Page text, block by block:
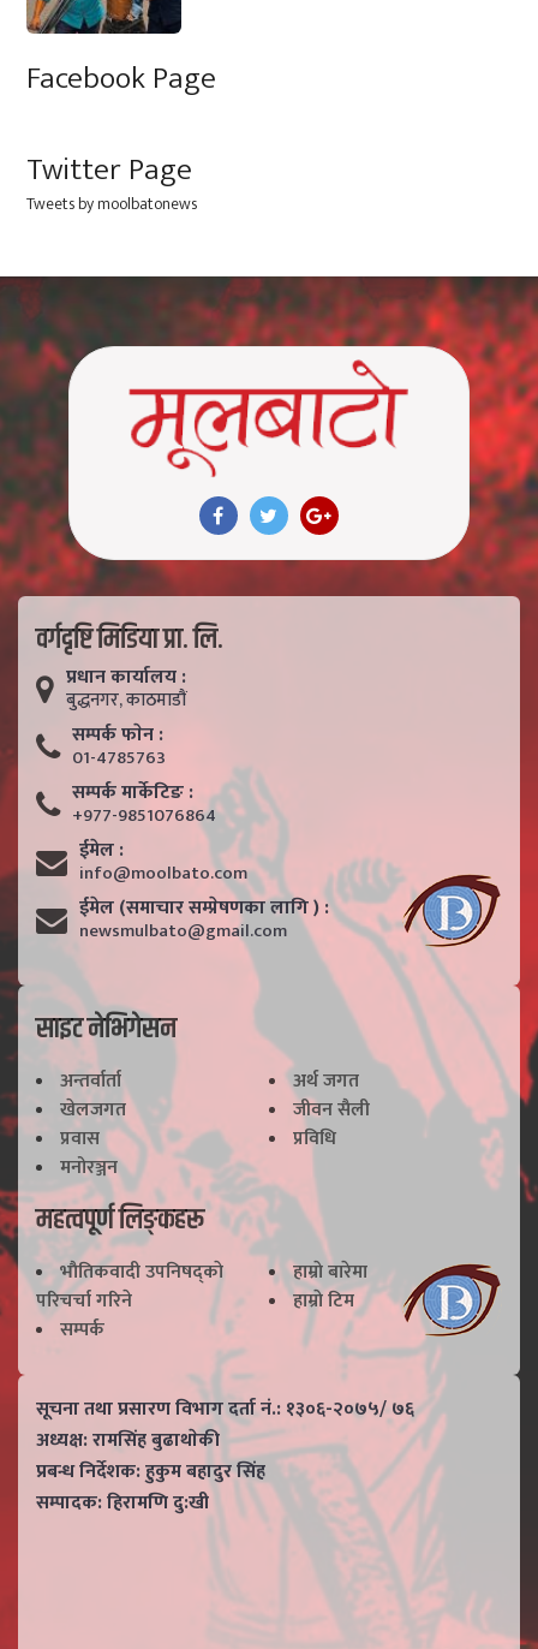
Facebook Page
Twitter Page
Tweets by moolbatonews
वर्गदृष्टि मिडिया प्रा. लि.
प्रधान कार्यालय :
बुद्धनगर, काठमाडाैं
सम्पर्क फाेन :
01-4785763
सम्पर्क मार्केटिङ :
+977-9851076864
ईमेल :
info@moolbato.com
ईमेल (समाचार सम्प्रेषणका लागि ) :
newsmulbato@gmail.com
साइट नेभिगेसन
अन्तर्वार्ता
अर्थ जगत
खेलजगत
जीवन सैली
प्रवास
प्रविधि
मनोरञ्जन
महत्वपूर्ण लिङ्कहरू
भाैतिकवादी उपनिषद्काे
परिचर्चा गरिने
हाम्राे बारेमा
हाम्राे टिम
सम्पर्क
सूचना तथा प्रसारण विभाग दर्ता नं.: १३०६-२०७५/ ७६
अध्यक्ष: रामसिंह बुढाथाेकी
प्रबन्ध निर्देशक: हुकुम बहादुर सिंह
सम्पादक: हिरामणि दु:खी